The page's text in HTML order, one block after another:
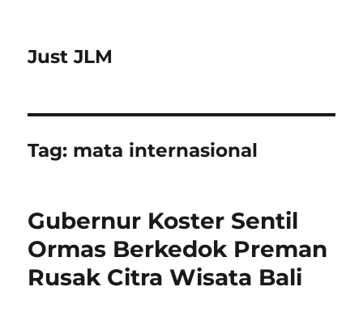
Just JLM
Tag: mata internasional
Gubernur Koster Sentil
Ormas Berkedok Preman
Rusak Citra Wisata Bali